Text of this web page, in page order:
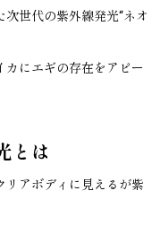
世代の紫外線発光“ネオ
カにエギの存在をアピー
とは
リアボディに見えるが紫